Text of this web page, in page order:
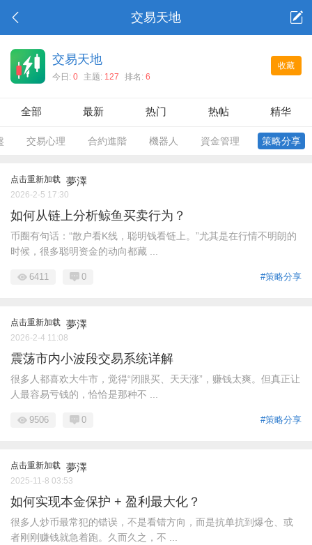
交易天地
收藏
交易天地
今日: 0 主题: 127 排名: 6
全部 最新 热门 热帖 精华
交易心理 合約進階 機器人 資金管理 策略分享
点击重新加载 夢澤
2026-2-5 17:30
如何从链上分析鲸鱼买卖行为？
币圈有句话：“散户看K线，聪明钱看链上。”尤其是在行情不明朗的
时候，很多聪明资金的动向都藏 ...
#策略分享
6411 0
点击重新加载 夢澤
2026-2-4 11:08
震荡市内小波段交易系统详解
很多人都喜欢大牛市，觉得“闭眼买、天天涨”，赚钱太爽。但真正让
人最容易亏钱的，恰恰是那种不 ...
#策略分享
9506 0
点击重新加载 夢澤
2025-11-8 03:53
如何实现本金保护 + 盈利最大化？
很多人炒币最常犯的错误，不是看错方向，而是抗单抗到爆仓、或
者刚刚赚钱就急着跑。久而久之，不 ...